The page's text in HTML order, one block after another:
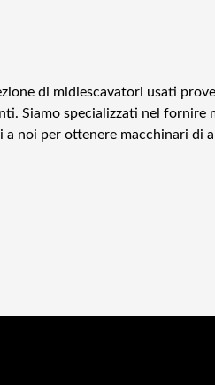
di midiescavatori usati
Siamo specializzati nel fornire
noi per ottenere macchinari di